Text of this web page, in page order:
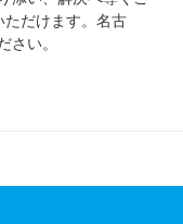
だけます。名古
い。